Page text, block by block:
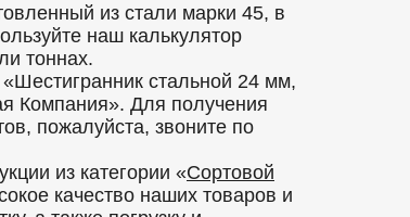
из стали марки 45, в
наш калькулятор
тоннах.
стальной 24 мм,
Компания». Для получения
пожалуйста, звоните по
из категории «Сортовой
качество наших товаров и